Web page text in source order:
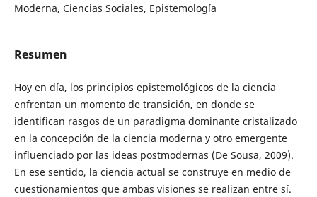
Moderna, Ciencias Sociales, Epistemología
Resumen
Hoy en día, los principios epistemológicos de la ciencia
enfrentan un momento de transición, en donde se
identifican rasgos de un paradigma dominante cristalizado
en la concepción de la ciencia moderna y otro emergente
influenciado por las ideas postmodernas (De Sousa, 2009).
En ese sentido, la ciencia actual se construye en medio de
cuestionamientos que ambas visiones se realizan entre sí.